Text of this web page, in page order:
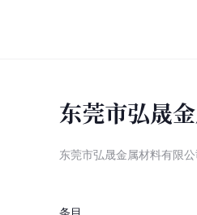
东莞市弘晟
东莞市弘晟金属材料有限
条目